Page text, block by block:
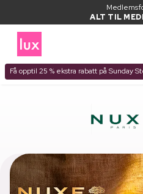
ALT TIL
Få opptil 25 % ekstra rabatt på Sunday